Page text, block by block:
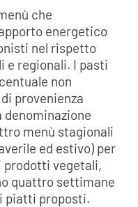
che
energetico
nel rispetto
e regionali. I pasti
non
provenienza
menù stagionali
ed estivo) per
prodotti vegetali,
quattro settimane
piatti proposti.